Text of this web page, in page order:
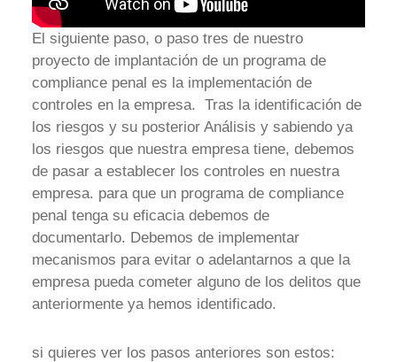
El siguiente paso, o paso tres de nuestro
proyecto de implantación de un programa de
compliance penal es la implementación de
controles en la empresa. Tras la identificación de
los riesgos y su posterior Análisis y sabiendo ya
los riesgos que nuestra empresa tiene, debemos
de pasar a establecer los controles en nuestra
empresa. para que un programa de compliance
penal tenga su eficacia debemos de
documentarlo. Debemos de implementar
mecanismos para evitar o adelantarnos a que la
empresa pueda cometer alguno de los delitos que
anteriormente ya hemos identificado.
si quieres ver los pasos anteriores son estos: